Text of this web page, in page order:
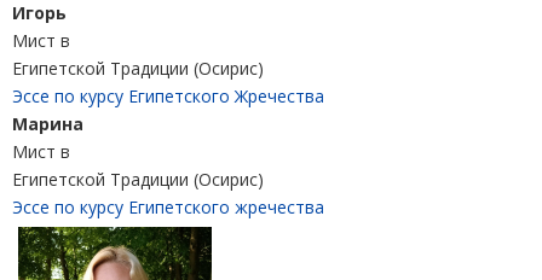
Игорь
Мист в
Египетской Традиции (Осирис)
Эссе по курсу Египетского Жречества
Марина
Мист в
Египетской Традиции (Осирис)
Эссе по курсу Египетского жречества